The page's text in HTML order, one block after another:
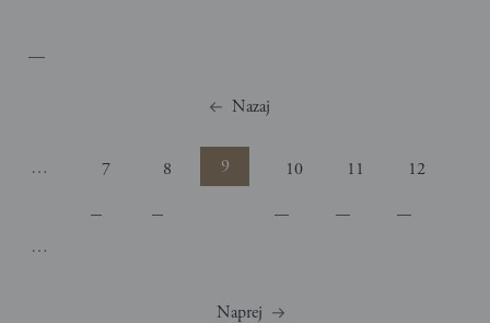
Nazaj
… 7 8 9 10 11 12
…
Naprej